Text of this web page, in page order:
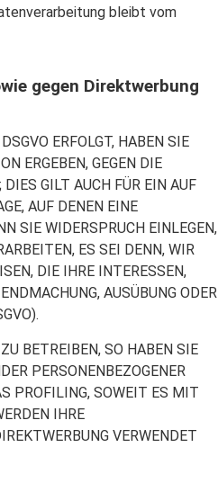
bleibt vom
gegen Direktwerbung
ERFOLGT, HABEN SIE
ERGEBEN, GEGEN DIE
GILT AUCH FÜR EIN AUF
AUF DENEN EINE
SIE WIDERSPRUCH EINLEGEN,
ES SEI DENN, WIR
DIE IHRE INTERESSEN,
AUSÜBUNG ODER
BETREIBEN, SO HABEN SIE
PERSONENBEZOGENER
PROFILING, SOWEIT ES MIT
IHRE
VERWENDET